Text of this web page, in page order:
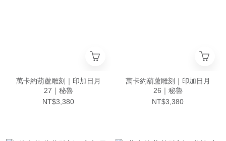
萬卡約葫蘆雕刻｜印加日月
27｜秘魯
NT$3,380
萬卡約葫蘆雕刻｜印加日月
26｜秘魯
NT$3,380